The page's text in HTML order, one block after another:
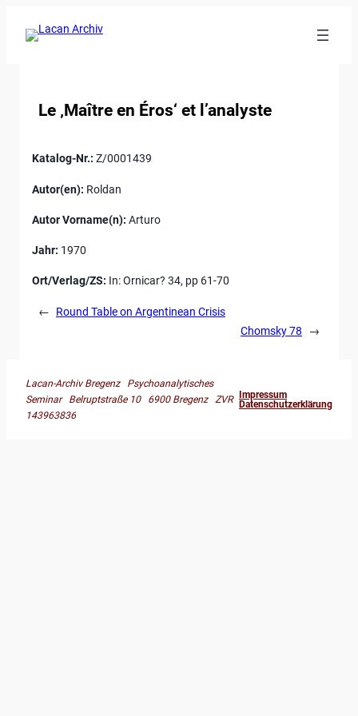
Le ‚Maître en Éros‘ et l’analyste
Katalog-Nr.: Z/0001439
Autor(en): Roldan
Autor Vorname(n): Arturo
Jahr: 1970
Ort/Verlag/ZS: In: Ornicar? 34, pp 61-70
←
Round Table on Argentinean Crisis
Chomsky 78
→
Lacan-Archiv Bregenz Psychoanalytisches
Seminar Belruptstraße 10 6900 Bregenz ZVR
143963836
Impressum
Datenschutzerklärung